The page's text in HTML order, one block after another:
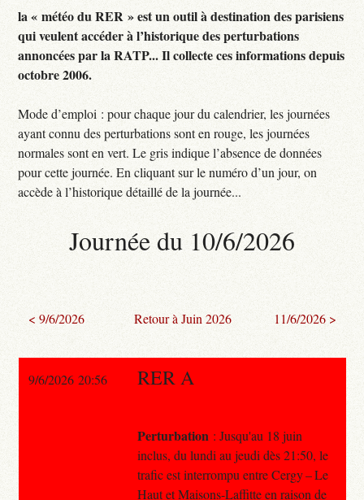
la « météo du RER » est un outil à destination des parisiens
qui veulent accéder à l’historique des perturbations
annoncées par la RATP... Il collecte ces informations depuis
octobre 2006.
Mode d’emploi : pour chaque jour du calendrier, les journées
ayant connu des perturbations sont en rouge, les journées
normales sont en vert. Le gris indique l’absence de données
pour cette journée. En cliquant sur le numéro d’un jour, on
accède à l’historique détaillé de la journée...
Journée du 10/6/2026
< 9/6/2026 Retour à Juin 2026 11/6/2026 >
9/6/2026 20:56 RER A
Perturbation : Jusqu'au 18 juin
inclus, du lundi au jeudi dès 21:50, le
trafic est interrompu entre Cergy – Le
Haut et Maisons-Laffitte en raison de